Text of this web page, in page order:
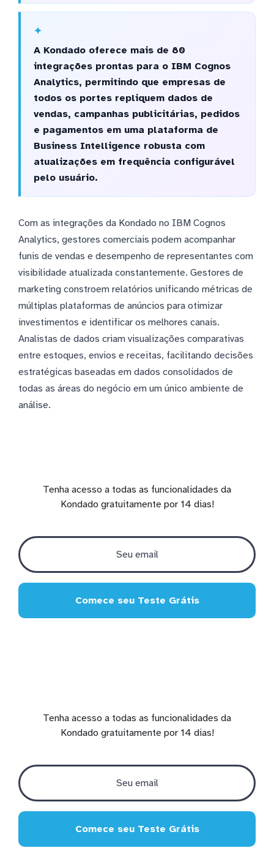
A Kondado oferece mais de 80
integrações prontas para o IBM Cognos
Analytics, permitindo que empresas de
todos os portes repliquem dados de
vendas, campanhas publicitárias, pedidos
e pagamentos em uma plataforma de
Business Intelligence robusta com
atualizações em frequência configurável
pelo usuário.
Com as integrações da Kondado no IBM Cognos
Analytics, gestores comerciais podem acompanhar
funis de vendas e desempenho de representantes com
visibilidade atualizada constantemente. Gestores de
marketing constroem relatórios unificando métricas de
múltiplas plataformas de anúncios para otimizar
investimentos e identificar os melhores canais.
Analistas de dados criam visualizações comparativas
entre estoques, envios e receitas, facilitando decisões
estratégicas baseadas em dados consolidados de
todas as áreas do negócio em um único ambiente de
análise.
Tenha acesso a todas as funcionalidades da
Kondado gratuitamente por 14 dias!
Comece seu Teste Grátis
Tenha acesso a todas as funcionalidades da
Kondado gratuitamente por 14 dias!
Comece seu Teste Grátis